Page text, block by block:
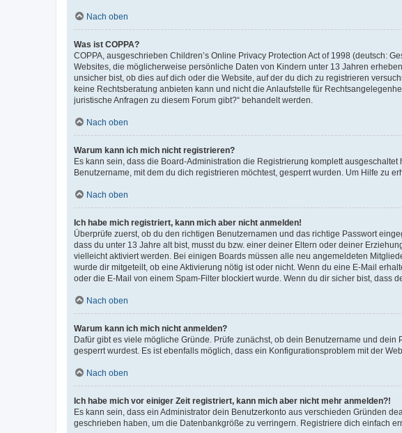
Nach oben
Was ist COPPA?
COPPA, ausgeschrieben Children’s Online Privacy Protection Act of 1998 (deutsch:
Websites, die möglicherweise persönliche Daten von Kindern unter 13 Jahren
unsicher bist, ob dies auf dich oder die Website, auf der du dich zu registrieren
keine Rechtsberatung anbieten kann und nicht die Anlaufstelle für
juristische Anfragen zu diesem Forum gibt?“ behandelt werden.
Nach oben
Warum kann ich mich nicht registrieren?
Es kann sein, dass die Board-Administration die Registrierung komplett
Benutzername, mit dem du dich registrieren möchtest, gesperrt wurden. Um Hilfe zu
Nach oben
Ich habe mich registriert, kann mich aber nicht anmelden!
Überprüfe zuerst, ob du den richtigen Benutzernamen und das richtige Passwort
dass du unter 13 Jahre alt bist, musst du bzw. einer deiner Eltern oder deiner
vielleicht aktiviert werden. Bei einigen Boards müssen alle neu angemeldeten
wurde dir mitgeteilt, ob eine Aktivierung nötig ist oder nicht. Wenn du eine E-Mail
oder die E-Mail von einem Spam-Filter blockiert wurde. Wenn du dir sicher bist, dass
Nach oben
Warum kann ich mich nicht anmelden?
Dafür gibt es viele mögliche Gründe. Prüfe zunächst, ob dein Benutzername und
gesperrt wurdest. Es ist ebenfalls möglich, dass ein Konfigurationsproblem mit der
Nach oben
Ich habe mich vor einiger Zeit registriert, kann mich aber nicht mehr anmelden?!
Es kann sein, dass ein Administrator dein Benutzerkonto aus verschieden Gründen
geschrieben haben, um die Datenbankgröße zu verringern. Registriere dich einfach